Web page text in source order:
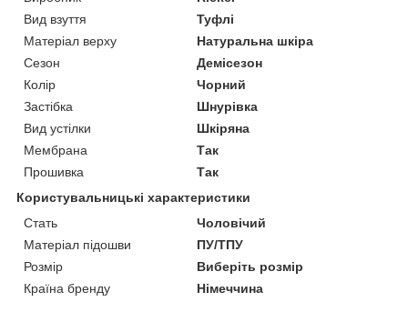
Вид взуття
Туфлі
Матеріал верху
Натуральна шкіра
Сезон
Демісезон
Колір
Чорний
Застібка
Шнурівка
Вид устілки
Шкіряна
Мембрана
Так
Прошивка
Так
Користувальницькі характеристики
Стать
Чоловічий
Матеріал підошви
ПУ/ТПУ
Розмір
Виберіть розмір
Країна бренду
Німеччина